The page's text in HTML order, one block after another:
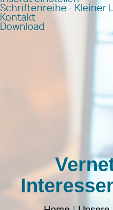
Schriftenreihe - Kleiner
Kontakt
Download